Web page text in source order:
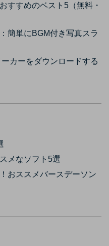
すすめのベスト5（無料・
簡単にBGM付き写真スラ
カーをダウンロードする
メなソフト5選
おススメバースデーソン